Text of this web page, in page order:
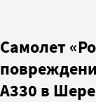
Самолет
A330 в